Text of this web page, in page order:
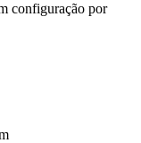
configuração por